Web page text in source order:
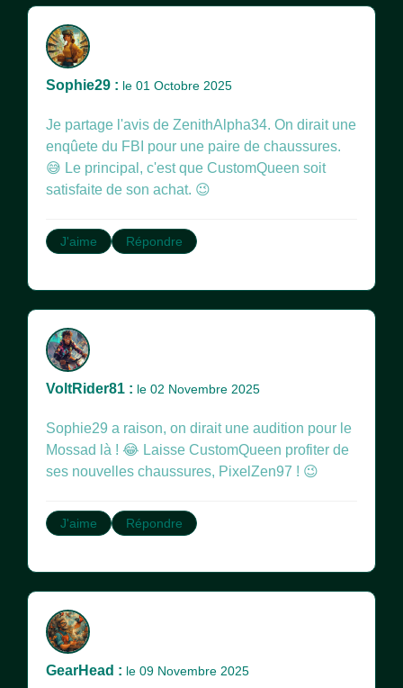
Sophie29 : le 01 Octobre 2025
Je partage l'avis de ZenithAlpha34. On dirait une
enqûete du FBI pour une paire de chaussures.
😅 Le principal, c'est que CustomQueen soit
satisfaite de son achat. 😉
J'aime Répondre
VoltRider81 : le 02 Novembre 2025
Sophie29 a raison, on dirait une audition pour le
Mossad là ! 😂 Laisse CustomQueen profiter de
ses nouvelles chaussures, PixelZen97 ! 😉
J'aime Répondre
GearHead : le 09 Novembre 2025